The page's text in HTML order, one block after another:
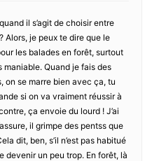
il s’agit de choisir entre
Alors, je peux te dire que le
les balades en forêt, surtout
Quand je fais des
on se marre bien avec ça, tu
si on va vraiment réussir à
ça envoie du lourd ! J’ai
il grimpe des pentss que
dit, ben, s’il n’est pas habitué
devenir un peu trop. En forêt, là